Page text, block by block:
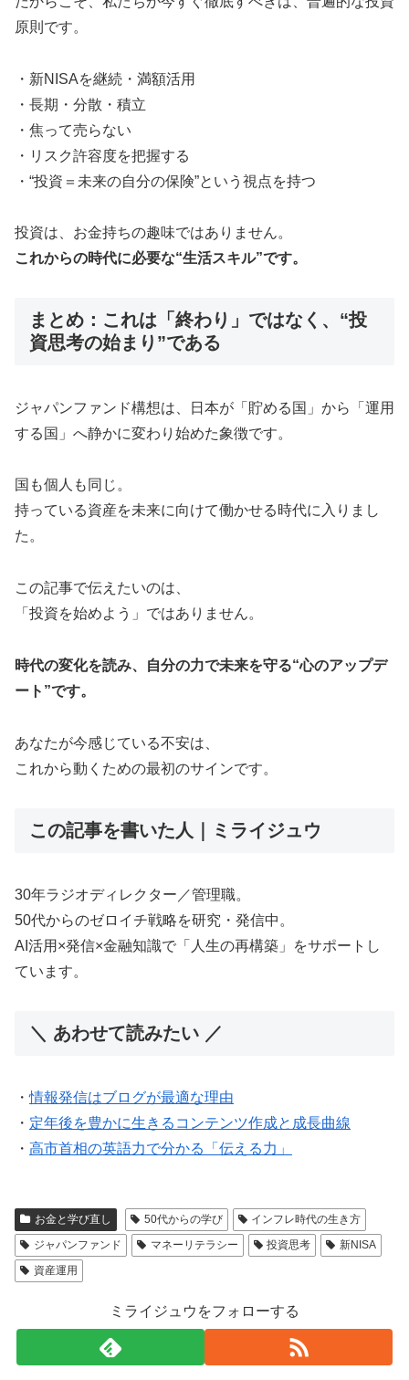
原則です。
・新NISAを継続・満額活用
・長期・分散・積立
・焦って売らない
・リスク許容度を把握する
・“投資＝未来の自分の保険”という視点を持つ
投資は、お金持ちの趣味ではありません。
これからの時代に必要な“生活スキル”です。
まとめ：これは「終わり」ではなく、“投
資思考の始まり”である
ジャパンファンド構想は、日本が「貯める国」から「運用
する国」へ静かに変わり始めた象徴です。
国も個人も同じ。
持っている資産を未来に向けて働かせる時代に入りまし
た。
この記事で伝えたいのは、
「投資を始めよう」ではありません。
時代の変化を読み、自分の力で未来を守る“心のアップデ
ート”です。
あなたが今感じている不安は、
これから動くための最初のサインです。
この記事を書いた人｜ミライジュウ
30年ラジオディレクター／管理職。
50代からのゼロイチ戦略を研究・発信中。
AI活用×発信×金融知識で「人生の再構築」をサポートし
ています。
＼ あわせて読みたい ／
・情報発信はブログが最適な理由
・ 定年後を豊かに生きるコンテンツ作成と成長曲線
・ 高市首相の英語力で分かる「伝える力」
お金と学び直し 50代からの学び
インフレ時代の生き方
ジャパンファンド
マネーリテラシー 投資思考
新NISA
資産運用
ミライジュウをフォローする